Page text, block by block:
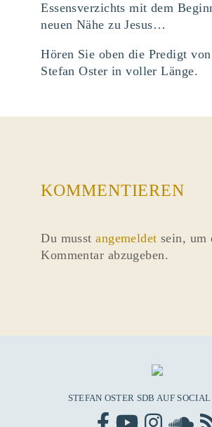
Essensverzichts mit dem
neuen Nähe zu Jesus…
Hören Sie oben die Predigt
Stefan Oster in voller Länge.
KOMMENTIEREN
Du musstangemeldet sein, um
Kommentar abzugeben.
STEFAN OSTER SDB AUF